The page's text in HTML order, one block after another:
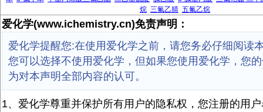
烷 三氟乙腈 五氟乙烷
爱化学(www.ichemistry.cn)免责声明：
爱化学提醒您:在使用爱化学之前，请您务必仔细阅读
您可以选择不使用爱化学，但如果您使用爱化学，您
为对本声明全部内容的认可。
1、爱化学尊重并保护所有用户的隐私权，您注册的用